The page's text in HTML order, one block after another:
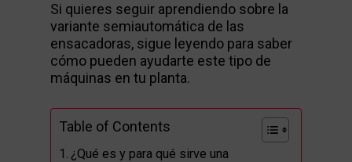
Si quieres seguir aprendiendo sobre la
variante semiautomática de las
ensacadoras, sigue leyendo para saber
cómo pueden ayudarte este tipo de
máquinas en tu planta.
Table of Contents
¿Qué es y para qué sirve una